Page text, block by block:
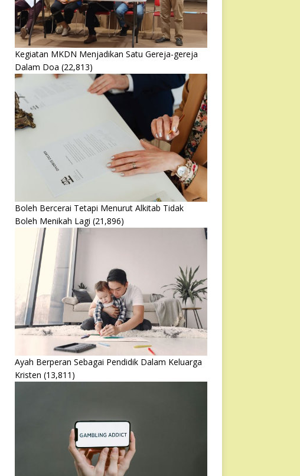
Kegiatan MKDN Menjadikan Satu Gereja-gereja
Dalam Doa (22,813)
Boleh Bercerai Tetapi Menurut Alkitab Tidak
Boleh Menikah Lagi (21,896)
Ayah Berperan Sebagai Pendidik Dalam Keluarga
Kristen (13,811)